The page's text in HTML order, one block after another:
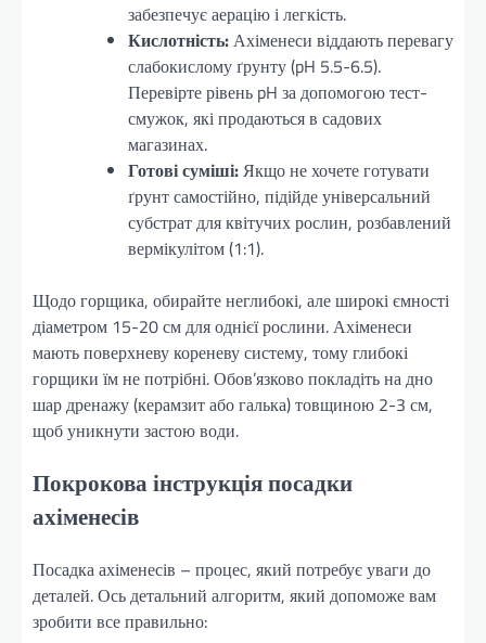
забезпечує аерацію і легкість.
Кислотність:Ахіменеси віддають перевагу
слабокислому ґрунту (pH 5.5-6.5).
Перевірте рівень pH за допомогою тест-
смужок, які продаються в садових
магазинах.
Готові суміші:Якщо не хочете готувати
ґрунт самостійно, підійде універсальний
субстрат для квітучих рослин, розбавлений
вермікулітом (1:1).
Щодо горщика, обирайте неглибокі, але широкі ємності
діаметром 15-20 см для однієї рослини. Ахіменеси
мають поверхневу кореневу систему, тому глибокі
горщики їм не потрібні. Обов’язково покладіть на дно
шар дренажу (керамзит або галька) товщиною 2-3 см,
щоб уникнути застою води.
Покрокова інструкція посадки
ахіменесів
Посадка ахіменесів – процес, який потребує уваги до
деталей. Ось детальний алгоритм, який допоможе вам
зробити все правильно: